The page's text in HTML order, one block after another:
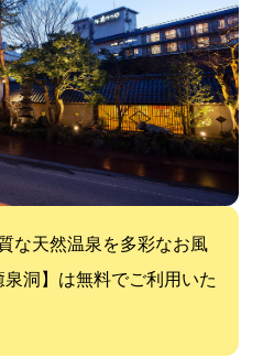
な天然温泉を多彩なお風
洞】は無料でご利用いた